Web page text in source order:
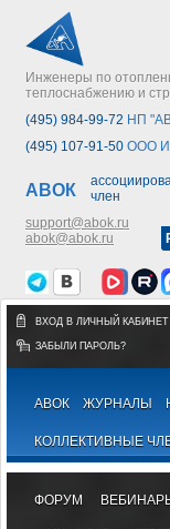
Инженеры по
теплоснабжению и
(495) 984-99-72 НП
(495) 107-91-50 ООО
АВОК
член
support@abok.ru
abok@abok.ru
ВХОД В ЛИЧНЫЙ КАБИНЕТ
ЗАБЫЛИ ПАРОЛЬ?
АВОК ЖУРНАЛЫ
КОЛЛЕКТИВНЫЕ
ФОРУМ